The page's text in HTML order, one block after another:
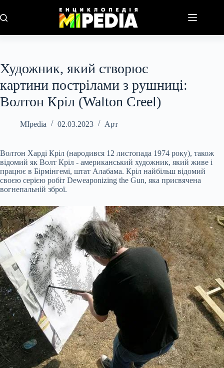
до
вмісту
Художник, який створює
картини пострілами з рушниці:
Волтон Кріл (Walton Creel)
MIpedia 02.03.2023 Арт
Волтон Харді Кріл (народився 12 листопада 1974 року), також
відомий як Волт Кріл - американський художник, який живе і
працює в Бірмінгемі, штат Алабама. Кріл найбільш відомий
своєю серією робіт Deweaponizing the Gun, яка присвячена
вогнепальній зброї.